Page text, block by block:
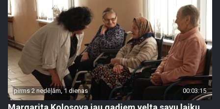
pirms 2 nedēļām, 1 dienas 00:03:15